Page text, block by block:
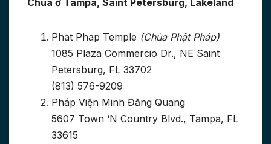
Chùa ở Tampa, Saint Petersburg, Lakeland
Phat Phap Temple (Chùa Phật Pháp)
1085 Plaza Commercio Dr., NE Saint
Petersburg, FL 33702
(813) 576-9209
Pháp Viện Minh Đăng Quang
5607 Town ‘N Country Blvd., Tampa, FL
33615